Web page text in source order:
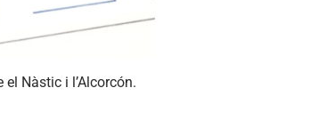
Nàstic i l’Alcorcón.